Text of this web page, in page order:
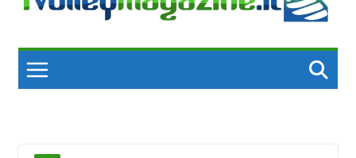
content